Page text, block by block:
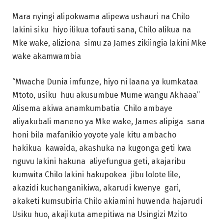
Mara nyingi alipokwama alipewa ushauri na Chilo
lakini siku hiyo ilikua tofauti sana, Chilo alikua na
Mke wake, aliziona simu za James zikiingia lakini Mke
wake akamwambia
“Mwache Dunia imfunze, hiyo ni laana ya kumkataa
Mtoto, usiku huu akusumbue Mume wangu Akhaaa”
Alisema akiwa anamkumbatia Chilo ambaye
aliyakubali maneno ya Mke wake, James alipiga sana
honi bila mafanikio yoyote yale kitu ambacho
hakikua kawaida, akashuka na kugonga geti kwa
nguvu lakini hakuna aliyefungua geti, akajaribu
kumwita Chilo lakini hakupokea jibu lolote lile,
akazidi kuchanganikiwa, akarudi kwenye gari,
akaketi kumsubiria Chilo akiamini huwenda hajarudi
Usiku huo, akajikuta amepitiwa na Usingizi Mzito